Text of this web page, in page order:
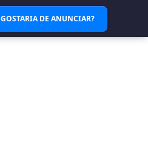
GOSTARIA DE ANUNCIAR?